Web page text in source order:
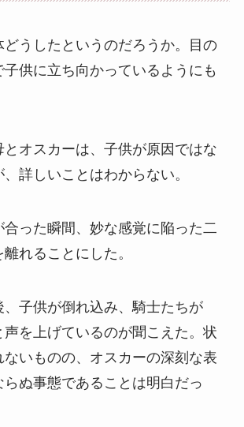
うしたというのだろうか。目の
供に立ち向かっているようにも
オスカーは、子供が原因ではな
詳しいことはわからない。
合った瞬間、妙な感覚に陥った二
れることにした。
、子供が倒れ込み、騎士たちが
声を上げているのが聞こえた。状
いものの、オスカーの深刻な表
ぬ事態であることは明白だっ